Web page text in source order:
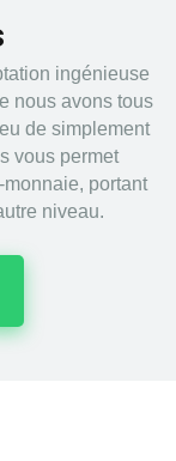
ingénieuse
nous avons tous
de simplement
vous permet
portant
niveau.